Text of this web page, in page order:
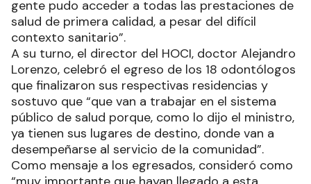
gente pudo acceder a todas las prestaciones de
salud de primera calidad, a pesar del difícil
contexto sanitario”.
A su turno, el director del HOCI, doctor Alejandro
Lorenzo, celebró el egreso de los 18 odontólogos
que finalizaron sus respectivas residencias y
sostuvo que “que van a trabajar en el sistema
público de salud porque, como lo dijo el ministro,
ya tienen sus lugares de destino, donde van a
desempeñarse al servicio de la comunidad”.
Como mensaje a los egresados, consideró como